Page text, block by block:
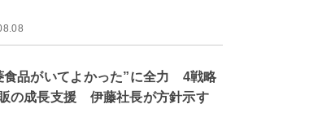
食品がいてよかった”に全力 4戦略
の成長支援 伊藤社長が方針示す